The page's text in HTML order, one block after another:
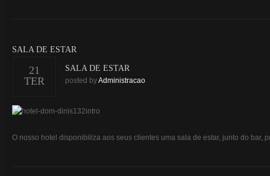
SALA DE ESTAR
21
TER
SALA DE ESTAR
posted byAdministracao
O nosso hotel disponibiliza aos seus clientes uma sala de estar, junto do bar,